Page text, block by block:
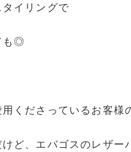
イリングで
も◎
くださっているお客様
けど、エバゴスのレザー